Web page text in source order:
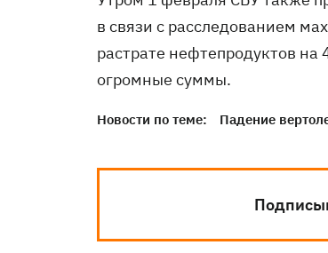
в связи с расследованием
растрате нефтепродуктов
огромные суммы.
Новости по теме: Падение